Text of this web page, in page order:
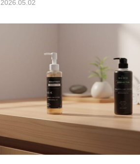
ントを自宅で再現するための『髪質
2026.05.02